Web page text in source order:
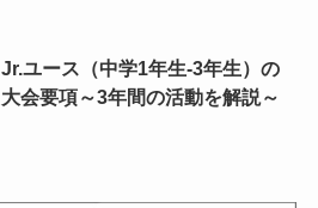
Jr.ユース（中学1年生-3年生）の
大会要項～3年間の活動を解説～